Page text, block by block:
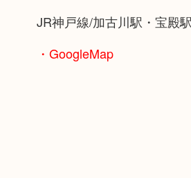
JR神戸線/加古川駅・宝殿駅
・GoogleMap